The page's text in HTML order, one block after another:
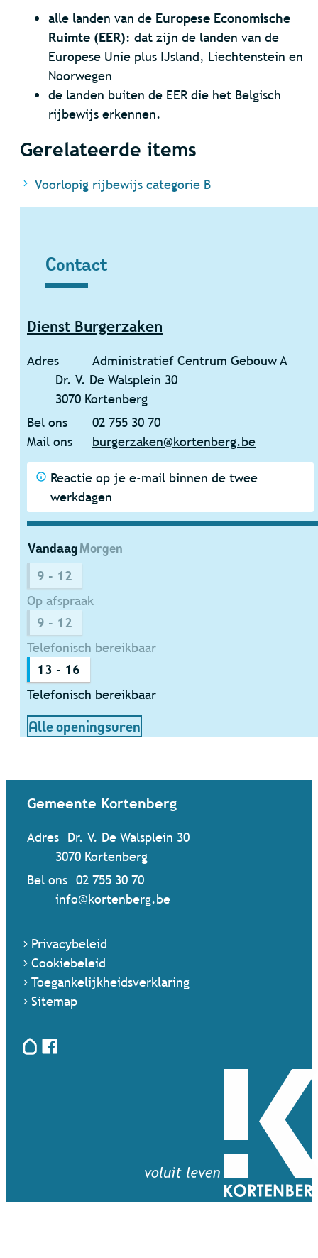
alle landen van de Europese Economische
Ruimte (EER): dat zijn de landen van de
Europese Unie plus IJsland, Liechtenstein en
Noorwegen
de landen buiten de EER die het Belgisch
rijbewijs erkennen.
Gerelateerde items
Voorlopig rijbewijs categorie B
Contact
Dienst Burgerzaken
Adres
Administratief Centrum Gebouw A
Dr. V. De Walsplein 30
,
3070 Kortenberg
Bel ons
02 755 30 70
Mail ons
burgerzaken@kortenberg.be
Reactie op je e-mail binnen de twee
werkdagen
VandaagMorgen
9 - 12
Op afspraak
9 - 12
Telefonisch bereikbaar
13 - 16
Telefonisch bereikbaar
Alle openingsuren
Gemeente Kortenberg
Adres Dr. V. De Walsplein 30
,
3070 Kortenberg
Bel ons 02 755 30 70
Mail ons
info@kortenberg.be
Privacybeleid
Cookiebeleid
Toegankelijkheidsverklaring
Sitemap
HoplrFacebook